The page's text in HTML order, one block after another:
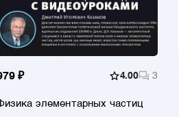
₽ 4.00 3
элементарных частиц